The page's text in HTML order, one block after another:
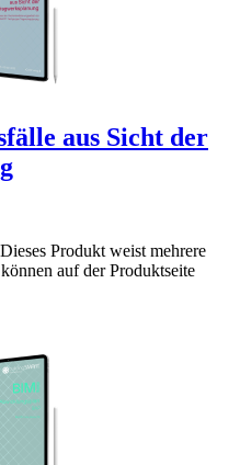
aus Sicht der
Dieses Produkt weist mehrere
auf der Produktseite